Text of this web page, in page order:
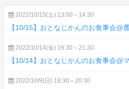
2022/10/15(土) 13:00～14:30
【10/15】おとなじかんのお食事会@
2022/10/14(金) 19:30～21:30
【10/14】おとなじかんのお食事会@
2022/10/9(日) 18:30～20:30